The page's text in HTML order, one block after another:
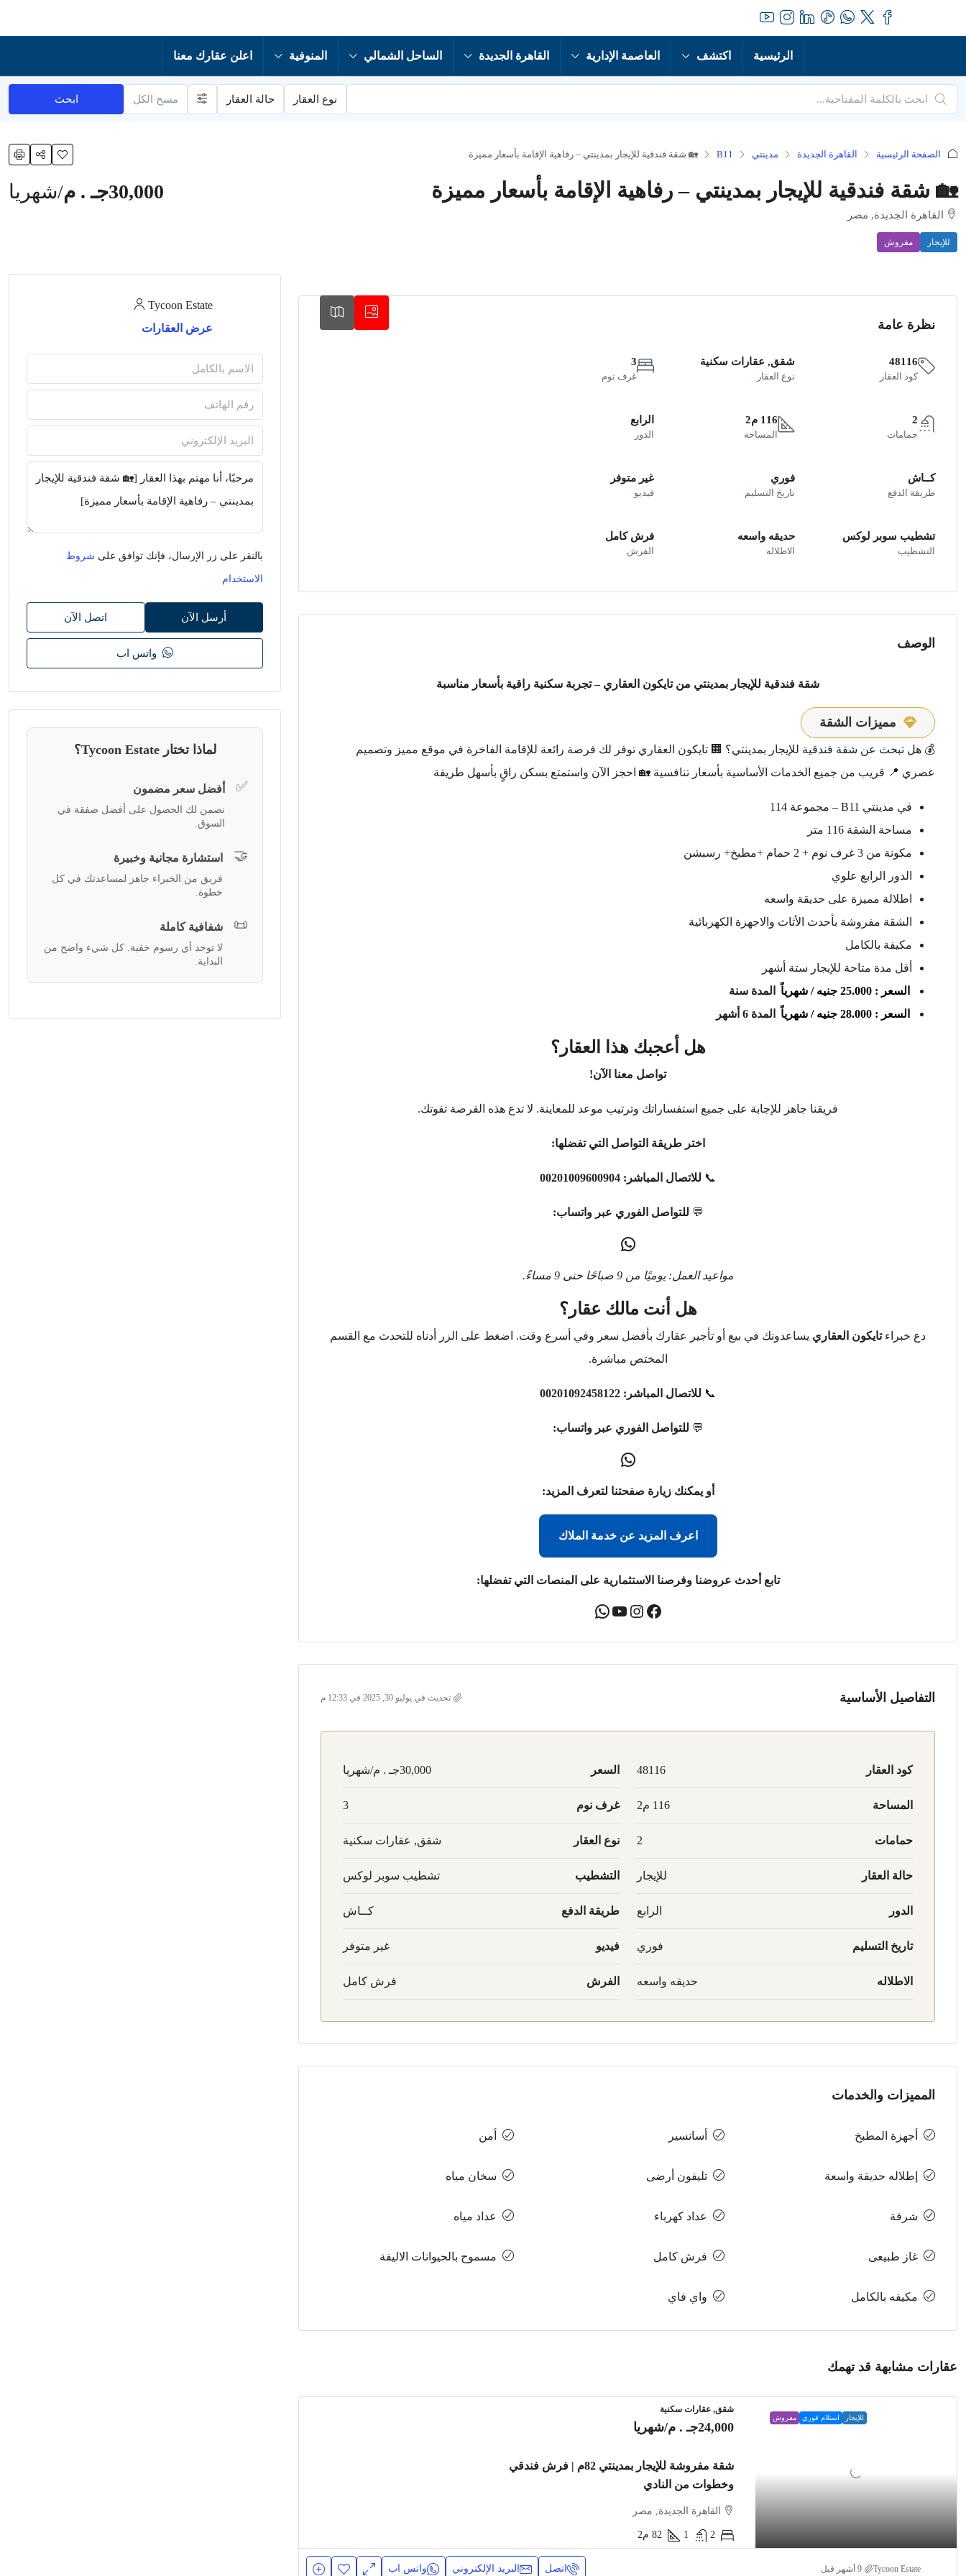
الرئيسية اكتشف العاصمة الإدارية القاهرة الجديدة الساحل الشمالي المنوفية اعلن عقارك معنا
نوع العقار حالة العقار مسح الكل ابحث
الصفحة الرئيسية القاهرة الجديدة مدينتي B11 🏡 شقة فندقية للإيجار بمدينتي – رفاهية الإقامة بأسعار مميزة
🏡 شقة فندقية للإيجار بمدينتي – رفاهية الإقامة بأسعار مميزة
القاهرة الجديدة, مصر
للإيجار مفروش
30,000جـ . م /شهريا
نظرة عامة
48116
كود العقار
شقق, عقارات سكنية
نوع العقار
3
غرف نوم
2
حمامات
116 م2
المساحة
الرابع
الدور
كــاش
طريقة الدفع
فوري
تاريخ التسليم
غير متوفر
فيديو
تشطيب سوبر لوكس
التشطيب
حديقه واسعه
الاطلاله
فرش كامل
الفرش
الوصف
شقة فندقية للإيجار بمدينتي من تايكون العقاري – تجربة سكنية راقية بأسعار مناسبة
مميزات الشقة
💰 هل تبحث عن شقة فندقية للإيجار بمدينتي؟ 🏢 تايكون العقاري توفر لك فرصة رائعة للإقامة الفاخرة في موقع مميز وتصميم
عصري 📍 قريب من جميع الخدمات الأساسية بأسعار تنافسية 🏡 احجز الآن واستمتع بسكن راقٍ بأسهل طريقة
في مدينتي B11 – مجموعة 114
مساحة الشقة 116 متر
مكونة من 3 غرف نوم + 2 حمام +مطبخ+ رسبشن
الدور الرابع علوي
اطلالة مميزة على حديقة واسعه
الشقة مفروشة بأحدث الأثاث والاجهزة الكهربائية
مكيفة بالكامل
أقل مدة متاحة للإيجار ستة أشهر
السعر : 25.000 جنيه / شهرياً
المدة سنة
السعر : 28.000 جنيه / شهرياً
المدة 6 أشهر
هل أعجبك هذا العقار؟
تواصل معنا الآن!
فريقنا جاهز للإجابة على جميع استفساراتك وترتيب موعد للمعاينة. لا تدع هذه الفرصة تفوتك.
اختر طريقة التواصل التي تفضلها:
📞 للاتصال المباشر: 00201009600904
💬 للتواصل الفوري عبر واتساب:
مواعيد العمل: يوميًا من 9 صباحًا حتى 9 مساءً.
هل أنت مالك عقار؟
دع خبراءتايكون العقاري يساعدونك في بيع أو تأجير عقارك بأفضل سعر وفي أسرع وقت. اضغط على الزر أدناه للتحدث مع القسم
المختص مباشرة.
📞 للاتصال المباشر: 00201092458122
💬 للتواصل الفوري عبر واتساب:
أو يمكنك زيارة صفحتنا لتعرف المزيد:
اعرف المزيد عن خدمة الملاك
تابع أحدث عروضنا وفرصنا الاستثمارية على المنصات التي تفضلها:
التفاصيل الأساسية تحديث في يوليو 30, 2025 في 12:33 م
كود العقار 48116 السعر 30,000جـ . م/شهريا
المساحة 116 م2 غرف نوم 3
حمامات 2 نوع العقار شقق, عقارات سكنية
حالة العقار للإيجار التشطيب تشطيب سوبر لوكس
الدور الرابع طريقة الدفع كــاش
تاريخ التسليم فوري فيديو غير متوفر
الاطلاله حديقه واسعه الفرش فرش كامل
المميزات والخدمات
أجهزة المطبخ أسانسير أمن
إطلاله حديقة واسعة تليفون أرضى سخان مياه
شرفة عداد كهرباء عداد مياه
غاز طبيعى فرش كامل مسموح بالحيوانات الاليفة
مكيفه بالكامل واي فاي
عقارات مشابهة قد تهمك
للإيجار استلام فوري مفروش
شقق, عقارات سكنية
24,000جـ . م /شهريا
شقة مفروشة للإيجار بمدينتي 82م | فرش فندقي
وخطوات من النادي
القاهرة الجديدة, مصر
2
1
82 م2
Tycoon Estate اتصل البريد الإلكتروني واتس اب
Tycoon Estate
عرض العقارات
بالنقر على زر الإرسال، فإنك توافق على شروط
الاستخدام
أرسل الآن اتصل الآن
واتس اب
لماذا تختار Tycoon Estate؟
✅ أفضل سعر مضمون
نضمن لك الحصول على أفضل صفقة في
السوق.
🤝 استشارة مجانية وخبيرة
فريق من الخبراء جاهز لمساعدتك في كل
خطوة.
📜 شفافية كاملة
لا توجد أي رسوم خفية. كل شيء واضح من
البداية.